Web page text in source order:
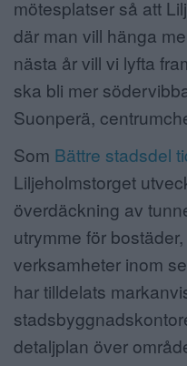
mötesplatser så att
där man vill hänga
nästa år vill vi lyfta
ska bli mer
Suonperä,
Som Bättre stadsdel
Liljeholmstorget
överdäckning av
utrymme för
verksamheter inom
har tilldelats
detaljplan över